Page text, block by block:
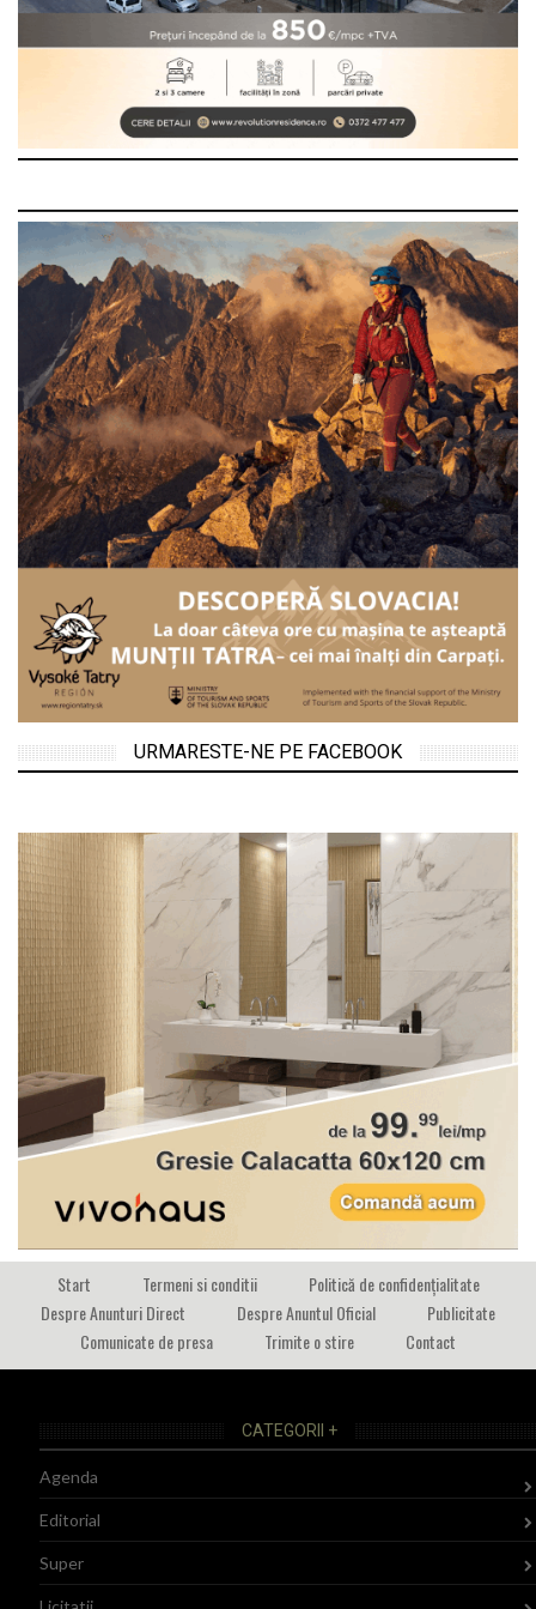
URMARESTE-NE PE FACEBOOK
Start Termeni si conditii
Politică de confidențialitate
Despre Anunturi Direct
Despre Anuntul Oficial
Publicitate
Comunicate de presa
Trimite o stire Contact
CATEGORII +
Agenda
Editorial
Super